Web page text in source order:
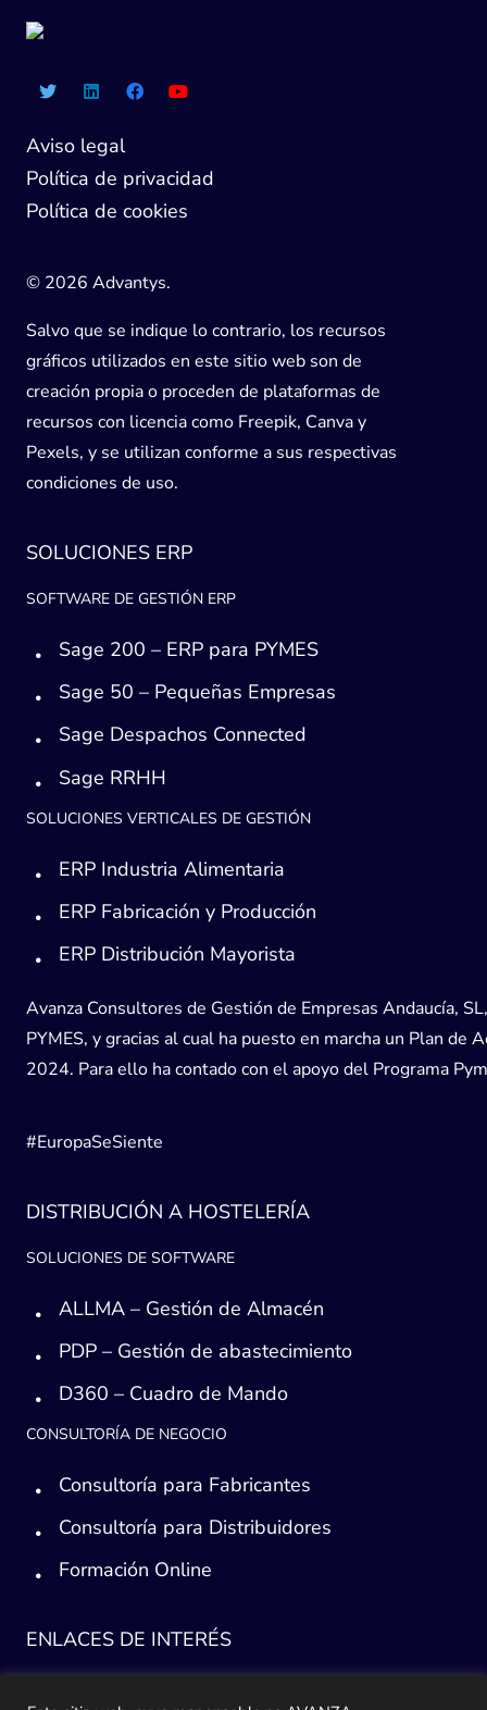
Aviso legal
Política de privacidad
Política de cookies
© 2026 Advantys.
Salvo que se indique lo contrario, los recursos
gráficos utilizados en este sitio web son de
creación propia o proceden de plataformas de
recursos con licencia como Freepik, Canva y
Pexels, y se utilizan conforme a sus respectivas
condiciones de uso.
SOLUCIONES ERP
SOFTWARE DE GESTIÓN ERP
Sage 200 – ERP para PYMES
Sage 50 – Pequeñas Empresas
Sage Despachos Connected
Sage RRHH
SOLUCIONES VERTICALES DE GESTIÓN
ERP Industria Alimentaria
ERP Fabricación y Producción
ERP Distribución Mayorista
Avanza Consultores de Gestión de Empresas Andaucía,
PYMES, y gracias al cual ha puesto en marcha un Plan
2024. Para ello ha contado con el apoyo del Programa
#EuropaSeSiente
DISTRIBUCIÓN A HOSTELERÍA
SOLUCIONES DE SOFTWARE
ALLMA – Gestión de Almacén
PDP – Gestión de abastecimiento
D360 – Cuadro de Mando
CONSULTORÍA DE NEGOCIO
Consultoría para Fabricantes
Consultoría para Distribuidores
Formación Online
ENLACES DE INTERÉS